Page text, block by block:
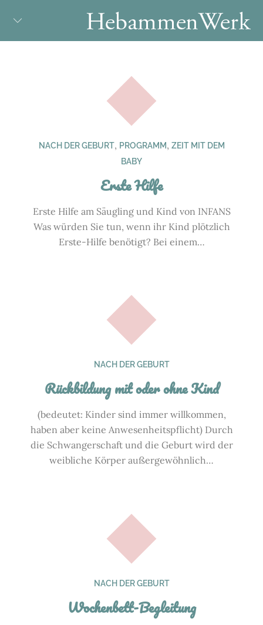
NACH DER GEBURT, PROGRAMM, ZEIT MIT DEM
BABY
Erste Hilfe
Erste Hilfe am Säugling und Kind von INFANS
Was würden Sie tun, wenn ihr Kind plötzlich
Erste-Hilfe benötigt? Bei einem…
NACH DER GEBURT
Rückbildung mit oder ohne Kind
(bedeutet: Kinder sind immer willkommen,
haben aber keine Anwesenheitspflicht) Durch
die Schwangerschaft und die Geburt wird der
weibliche Körper außergewöhnlich…
NACH DER GEBURT
Wochenbett-Begleitung